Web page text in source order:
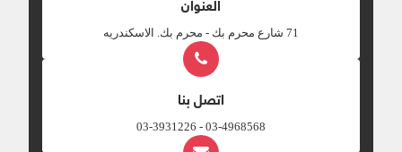
‎71 شارع محرم بك - محرم بك. الاسكندريه
اتصل بنا
03-4968568 - 03-3931226